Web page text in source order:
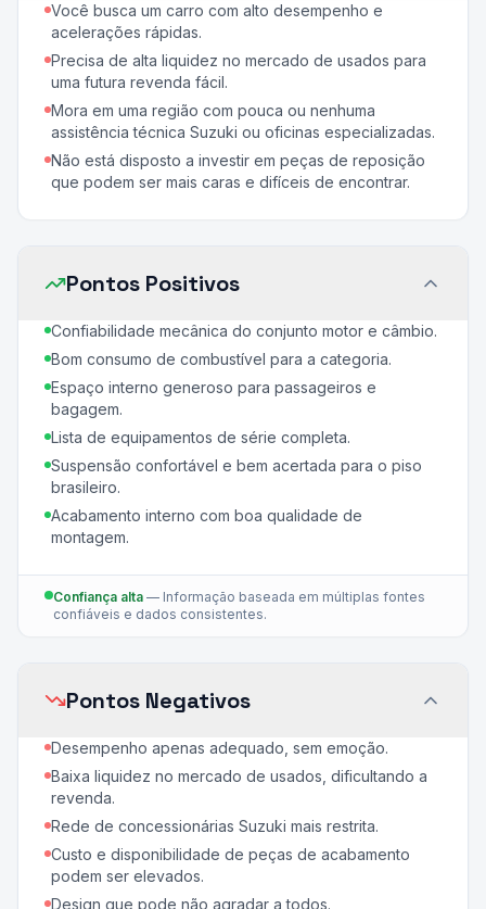
Você busca um carro com alto desempenho e
acelerações rápidas.
Precisa de alta liquidez no mercado de usados para
uma futura revenda fácil.
Mora em uma região com pouca ou nenhuma
assistência técnica Suzuki ou oficinas especializadas.
Não está disposto a investir em peças de reposição
que podem ser mais caras e difíceis de encontrar.
Pontos Positivos
Confiabilidade mecânica do conjunto motor e câmbio.
Bom consumo de combustível para a categoria.
Espaço interno generoso para passageiros e
bagagem.
Lista de equipamentos de série completa.
Suspensão confortável e bem acertada para o piso
brasileiro.
Acabamento interno com boa qualidade de
montagem.
Confiança alta — Informação baseada em múltiplas fontes
confiáveis e dados consistentes.
Pontos Negativos
Desempenho apenas adequado, sem emoção.
Baixa liquidez no mercado de usados, dificultando a
revenda.
Rede de concessionárias Suzuki mais restrita.
Custo e disponibilidade de peças de acabamento
podem ser elevados.
Design que pode não agradar a todos.